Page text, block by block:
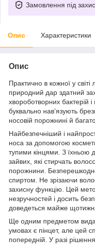
Замовлення під
Опис Характеристики
Опис
Практично в кожної у
природний дар здатний
хвороботворних бактерій
буквально нав'язують
носовій порожнині й
Найбезпечніший і
носа за допомогою
тупими кінцями. З їхньою
зайвих, які стирчать
порожнини.
спиртом. Не зрізаючи
захисну функцію. Цей
незручностей і досить
доведеться майже
Ще одним предметом
умовах є пінцет, але цей
попередній. У разі